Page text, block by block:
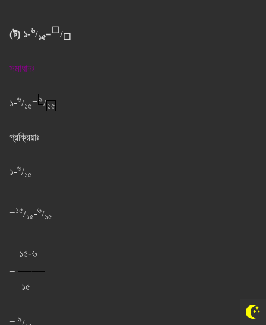
(ট) ১-৬/১৫=⬜/⬜
সমাধানঃ
১-৬/১৫=৯/১৫
প্রক্রিয়াঃ
১-৬/১৫
=১৫/১৫-৬/১৫
১৫-৬
= ⸺⸺
১৫
৯